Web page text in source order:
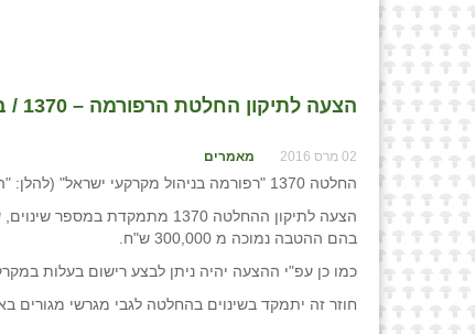
הצעה לתיקון החלטת הרפורמה – 1370 / בועז מקלר רו"ח, אורי פיטוסי עו"ד
02 מרס 2016 מאמרים
החלטה 1370 "רפורמה בניהול מקרקעי ישראל" (להלן: "ההצעה"). מועד הישיבה לאישור ההחלטה נקבע ליום 14.3.2016.
הצעה לתיקון ההחלטה 1370 מתמקדת במספר שינוים, שהעיקרי הוא שבעסקאות שבוצעו באזורים שאינם בעדיפות לפי בניה בפועל ובעסקאות ביישובי עולים
בהם ההטבה נמוכה מ 300,000 ש"ח.
כמו כן עפ"י ההצעה יהיה ניתן לבצע רישום בעלות
חוזר זה יתמקד בשינוים בהחלטה לגבי מגרשי מגורים